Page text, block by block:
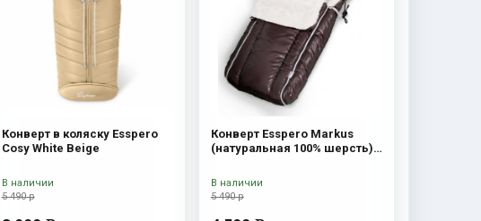
Конверт в коляску Esspero
Cosy White Beige
5 490 р
В наличии
Конверт Esspero Markus
(натуральная 100% шерсть)
5 490 р
В наличии